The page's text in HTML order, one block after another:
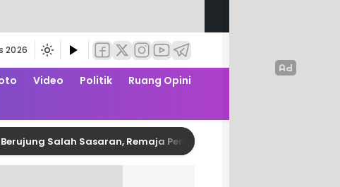
2026
Video Politik
Ruang Opini
Salah Sasaran, Remaja Pembusur Pelajar di Polman Diringkus